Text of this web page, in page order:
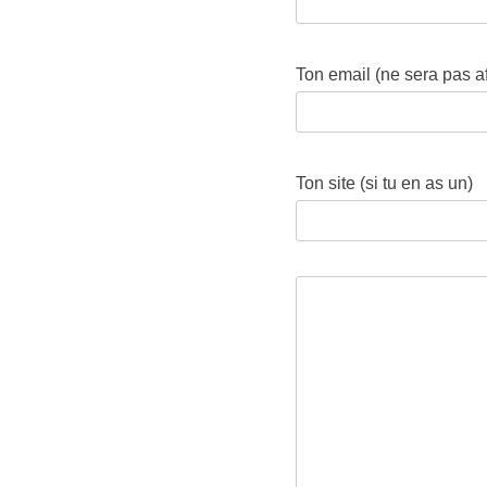
Ton email (ne sera pas
Ton site (si tu en as un)